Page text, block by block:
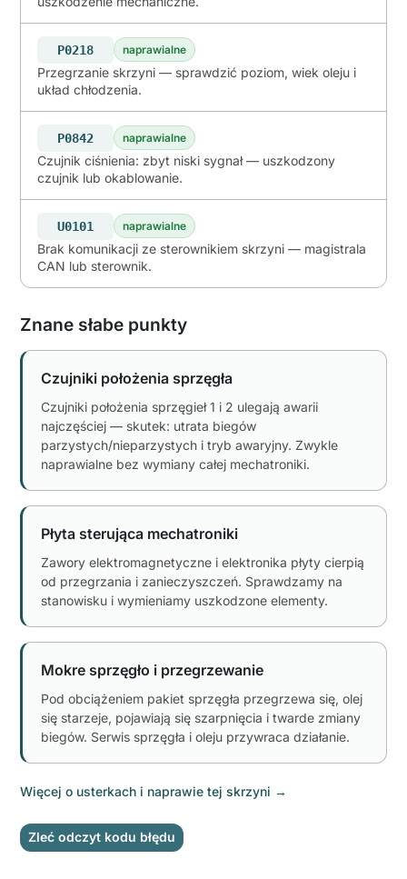
P0218
Przegrzanie skrzyni — sprawdzić poziom, wiek oleju i
układ chłodzenia.
naprawialne
P0842
Czujnik ciśnienia: zbyt niski sygnał — uszkodzony
czujnik lub okablowanie.
naprawialne
U0101
Brak komunikacji ze sterownikiem skrzyni — magistrala
CAN lub sterownik.
naprawialne
Znane słabe punkty
Czujniki położenia sprzęgła
Czujniki położenia sprzęgieł 1 i 2 ulegają awarii
najczęściej — skutek: utrata biegów
parzystych/nieparzystych i tryb awaryjny. Zwykle
naprawialne bez wymiany całej mechatroniki.
Płyta sterująca mechatroniki
Zawory elektromagnetyczne i elektronika płyty cierpią
od przegrzania i zanieczyszczeń. Sprawdzamy na
stanowisku i wymieniamy uszkodzone elementy.
Mokre sprzęgło i przegrzewanie
Pod obciążeniem pakiet sprzęgła przegrzewa się, olej
się starzeje, pojawiają się szarpnięcia i twarde zmiany
biegów. Serwis sprzęgła i oleju przywraca działanie.
Więcej o usterkach i naprawie tej skrzyni →
Zleć odczyt kodu błędu